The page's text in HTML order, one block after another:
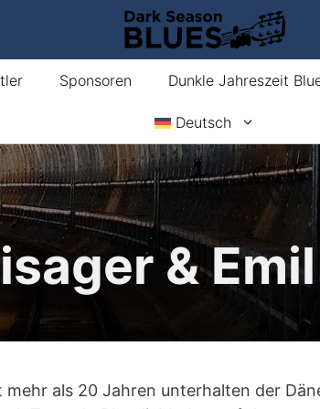
Sponsoren Dunkle Jahreszeit
Deutsch
&
mehr als 20 Jahren unterhalten der